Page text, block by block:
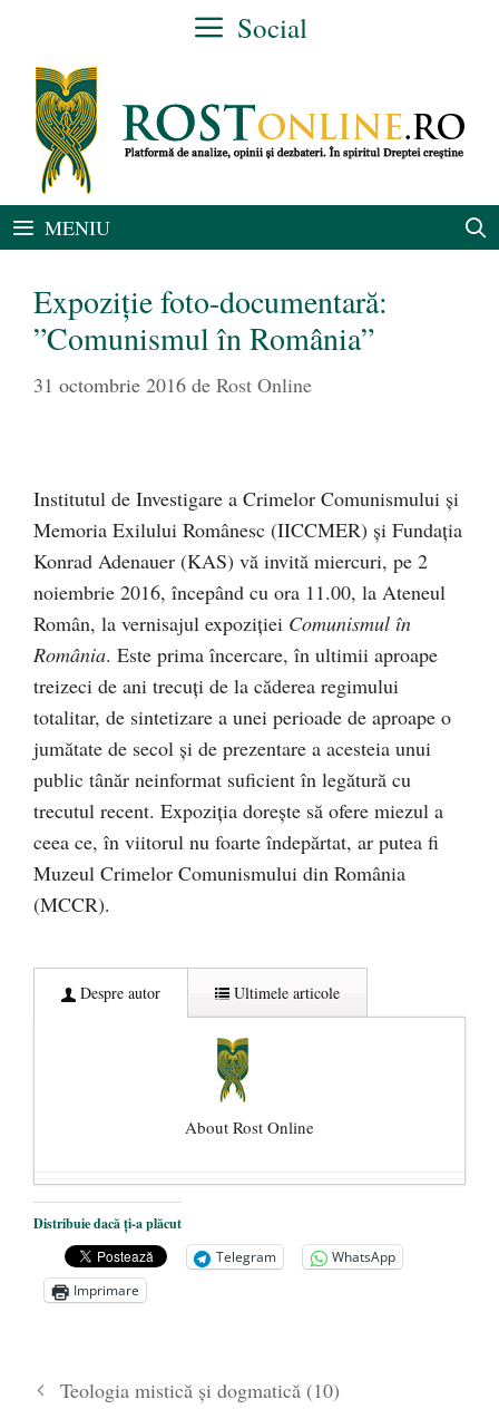
conținut
Social
MENIU
Expoziție foto-documentară:
”Comunismul în România”
31 octombrie 2016 de Rost Online
Institutul de Investigare a Crimelor Comunismului şi
Memoria Exilului Românesc (IICCMER) şi Fundaţia
Konrad Adenauer (KAS) vă invită miercuri, pe 2
noiembrie 2016, începând cu ora 11.00, la Ateneul
Român, la vernisajul expoziţiei Comunismul în
România. Este prima încercare, în ultimii aproape
treizeci de ani trecuți de la căderea regimului
totalitar, de sintetizare a unei perioade de aproape o
jumătate de secol şi de prezentare a acesteia unui
public tânăr neinformat suficient în legătură cu
trecutul recent. Expoziţia doreşte să ofere miezul a
ceea ce, în viitorul nu foarte îndepărtat, ar putea fi
Muzeul Crimelor Comunismului din România
(MCCR).
Despre autor Ultimele articole
About Rost Online
Dezvăluiri cutremurătoare despre
președintele Ucrainei, Volodymyr
Zelensky
- 13 mai 2026
Statul care servește Națiunea
poetului Octavian Goga, înlăturat din Iași
Distribuie dacă ți-a plăcut
Telegram
WhatsApp
Imprimare
Teologia mistică și dogmatică (10)